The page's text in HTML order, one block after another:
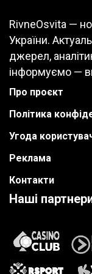
RivneOsvita —
України.
джерел,
інформуємо —
Про проєкт
Політика
Угода
Реклама
Контакти
Наші